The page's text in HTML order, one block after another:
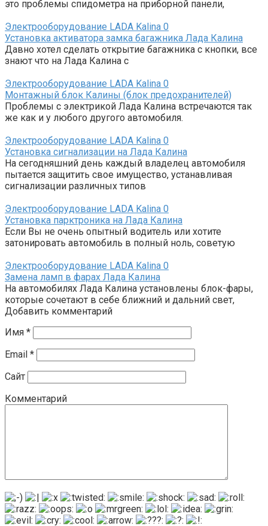
это проблемы спидометра на приборной панели,
Электрооборудование LADA Kalina 0
Установка активатора замка багажника Лада Калина
Давно хотел сделать открытие багажника с кнопки, все
знают что на Лада Калина с
Электрооборудование LADA Kalina 0
Монтажный блок Калины (блок предохранителей)
Проблемы с электрикой Лада Калина встречаются так
же как и у любого другого автомобиля.
Электрооборудование LADA Kalina 0
Установка сигнализации на Лада Калина
На сегодняшний день каждый владелец автомобиля
пытается защитить свое имущество, устанавливая
сигнализации различных типов
Электрооборудование LADA Kalina 0
Установка парктроника на Лада Калина
Если Вы не очень опытный водитель или хотите
затонировать автомобиль в полный ноль, советую
Электрооборудование LADA Kalina 0
Замена ламп в фарах Лада Калина
На автомобилях Лада Калина установлены блок-фары,
которые сочетают в себе ближний и дальний свет,
Добавить комментарий
Имя *
Email *
Сайт
Комментарий